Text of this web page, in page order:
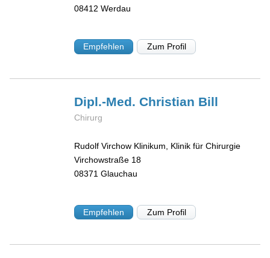
08412 Werdau
Empfehlen Zum Profil
Dipl.-Med. Christian Bill
Chirurg
Rudolf Virchow Klinikum, Klinik für Chirurgie
Virchowstraße 18
08371 Glauchau
Empfehlen Zum Profil